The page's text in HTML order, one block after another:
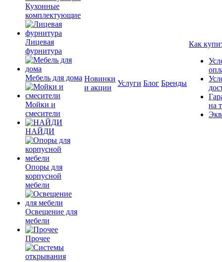
Кухонные
комплектующие
Лицевая
фурнитура
Мебель для дома
Мойки и
смесители
НАЙДИ
Опоры для
корпусной
мебели
Освещение для
мебели
Прочее
Новинки
и акции
Услуги Блог Бренды
Как
на